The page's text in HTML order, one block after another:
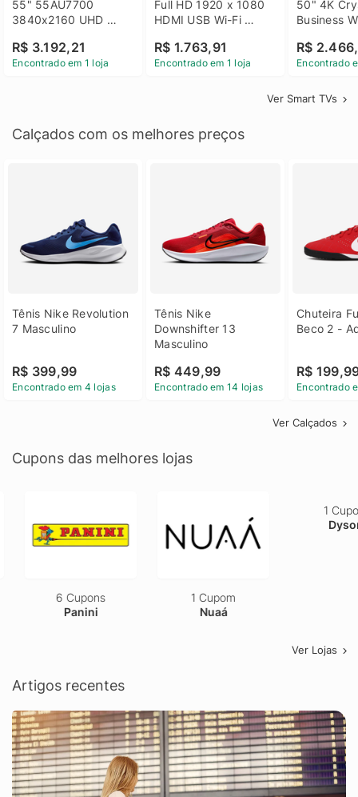
55" 55AU7700
3840x2160 UHD
Bluetooth
R$ 3.192,21
Encontrado em 1 loja
Full HD 1920 x 1080
HDMI USB Wi-Fi
43LM631C0SB LG
R$ 1.763,91
Encontrado em 1 loja
50" 4K
Business
R$
Encontrado
Ver Smart TVs
Calçados com os melhores preços
Tênis Nike Revolution
7 Masculino
R$ 399,99
Encontrado em 4 lojas
Tênis Nike
Downshifter 13
Masculino
R$ 449,99
Encontrado em 14 lojas
Chuteira
Beco 2 -
R$
Encontrado
Ver Calçados
Cupons das melhores lojas
6 Cupons
Panini
1 Cupom
Nuaá
Ver Lojas
Artigos recentes